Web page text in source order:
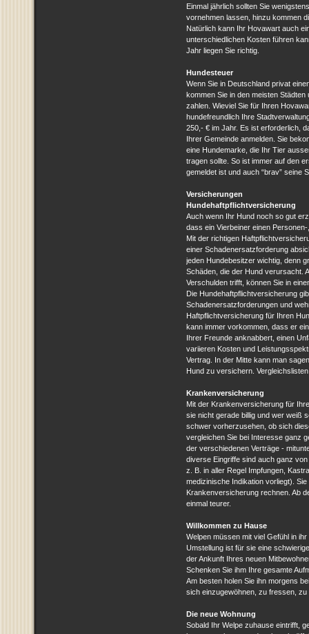
Einmal jährlich sollten Sie
vornehmen lassen, hinzu kommen
Natürlich kann Ihr Hovawart auch
unterschiedlichen Kosten führen
Jahr liegen Sie richtig.
Hundesteuer
Wenn Sie in Deutschland privat
kommen Sie in den meisten
zahlen. Wieviel Sie für Ihren
hundefreundlich Ihre
250,- € im Jahr. Es ist erforderlich,
Ihrer Gemeinde anmelden. Sie
eine Hundemarke, die Ihr Tier
tragen sollte. So ist immer auf den
gemeldet ist und auch “brav” seine
Versicherungen
Hundehaftpflichtversicherung
Auch wenn Ihr Hund noch so gut
dass ein Vierbeiner einen
Mit der richtigen
einer Schadenersatzforderung
jeden Hundebesitzer wichtig, denn
Schäden, die der Hund verursacht.
Verschulden trifft, können Sie in
Die Hundehaftpflichtversicherung
Schadenersatzforderungen und
Haftpflichtversicherung für Ihren
kann immer vorkommen, dass er
Ihrer Freunde anknabbert, einen
variieren Kosten und
Vertrag. In der Mitte kann man
Hund zu versichern.
Krankenversicherung
Mit der Krankenversicherung für
sie nicht gerade billig und wer weiß
schwer vorherzusehen, ob sich
vergleichen Sie bei Interesse ganz
der verschiedenen Verträge -
diverse Eingriffe sind auch ganz
z. B. in aller Regel Impfungen,
medizinische Indikation vorliegt).
Krankenversicherung rechnen. Ab
einmal teurer .
Willkommen zu Hause
Welpen müssen mit viel Gefühl in
Umstellung ist für sie eine
der Ankunft Ihres neuen
Schenken Sie ihm Ihre gesamte
Am besten holen Sie ihn morgens
sich einzugewöhnen, zu fressen,
Die neue Wohnung
Sobald Ihr Welpe zuhause eintrifft,